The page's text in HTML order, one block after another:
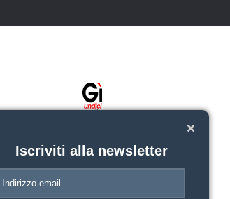
Iscriviti alla newsletter